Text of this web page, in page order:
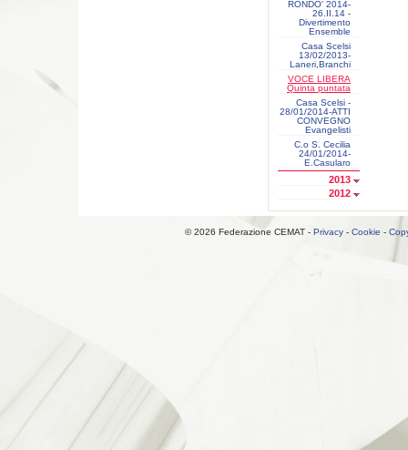
RONDO' 2014-
26.II.14 -
Divertimento
Ensemble
Casa Scelsi
13/02/2013-
Laneri,Branchi
VOCE LIBERA
Quinta puntata
Casa Scelsi -
28/01/2014-ATTI
CONVEGNO
Evangelisti
C.o S. Cecilia
24/01/2014-
E.Casularo
2013
2012
© 2026 Federazione CEMAT - Privacy - Cookie -